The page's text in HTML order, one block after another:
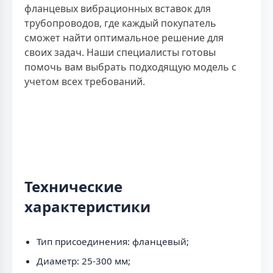
фланцевых вибрационных вставок для
трубопроводов, где каждый покупатель
сможет найти оптимальное решение для
своих задач. Наши специалисты готовы
помочь вам выбрать подходящую модель с
учетом всех требований.
Технические
характеристики
Тип присоединения: фланцевый;
Диаметр: 25-300 мм;